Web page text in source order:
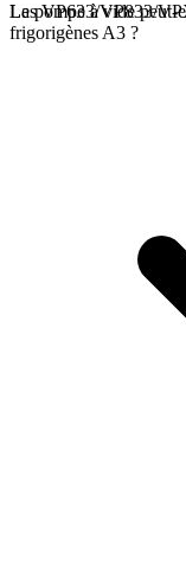
Les VP633/VP833/
La pompe à vide peut-
frigorigènes A3 ?